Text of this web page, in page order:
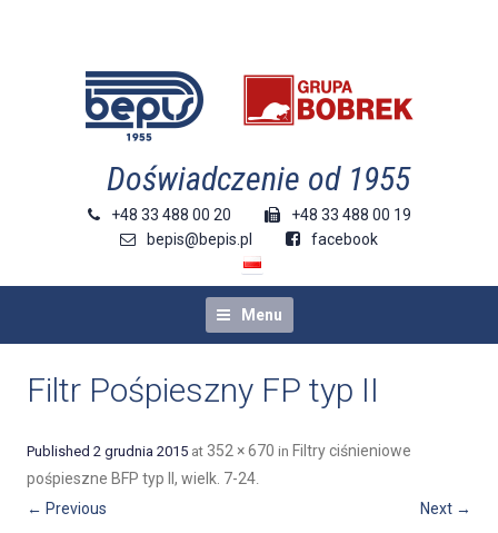
doświadczenie od 1955
+48 33 488 00 20
+48 33 488 00 19
bepis@bepis.pl
facebook
Menu
Filtr Pośpieszny FP typ II
Published 2 grudnia 2015 at 352 × 670 in Filtry ciśnieniowe
pośpieszne BFP typ II, wielk. 7-24.
← Previous Next →